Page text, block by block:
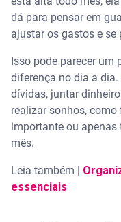
dá para pensar em
ajustar os gastos e se
Isso pode parecer
diferença no dia a
dívidas, juntar
realizar sonhos,
importante ou
mês.
Leia também |
essenciais